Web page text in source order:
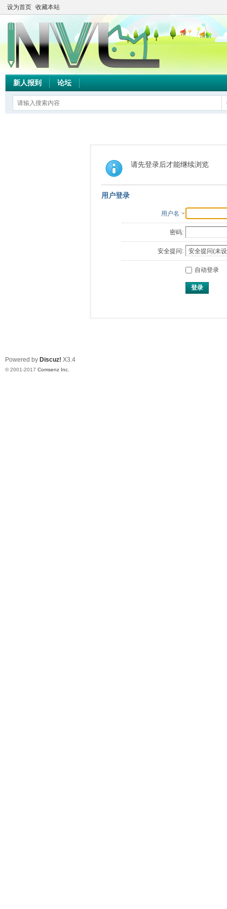
设为首页 收藏本站
新人报到 论坛
请先登录后才能继续浏览
用户登录
用户名
密码:
安全提问:
自动登录
登录
Powered by Discuz! X3.4
© 2001-2017 Comsenz Inc.